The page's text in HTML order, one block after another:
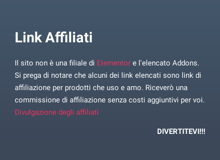
Link Affiliati
Il sito non è una filiale di Elementor e l'elencato Addons.
Si prega di notare che alcuni dei link elencati sono link di
affiliazione per prodotti che uso e amo. Riceverò una
commissione di affiliazione senza costi aggiuntivi per voi.
Divulgazione degli affiliati
DIVERTITEVI!!!